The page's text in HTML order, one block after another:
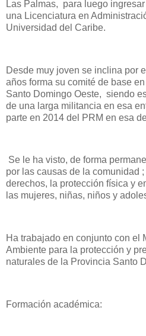
Las Palmas, para luego
una Licenciatura en
Universidad del Caribe.
Desde muy joven se inclina por
años forma su comité de base
Santo Domingo Oeste, siendo
de una larga militancia en esa
parte en 2014 del PRM en esa
Se le ha visto, de forma
por las causas de la comunidad
derechos, la protección física y
las mujeres, niñas, niños y
Ha trabajado en conjunto con el
Ambiente para la protección y
naturales de la Provincia Santo
Formación académica: